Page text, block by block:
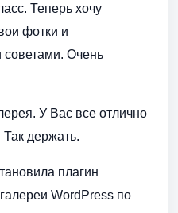
Теперь хочу
фотки и
советами. Очень
У Вас все отлично
держать.
плагин
WordPress по